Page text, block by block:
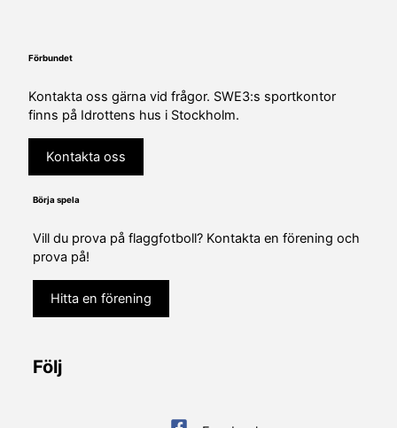
Förbundet
Kontakta oss gärna vid frågor. SWE3:s sportkontor
finns på Idrottens hus i Stockholm.
Kontakta oss
Börja spela
Vill du prova på flaggfotboll? Kontakta en förening och
prova på!
Hitta en förening
Följ